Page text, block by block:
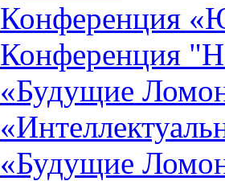
Конференция
Конференция
«Будущие
«Будущие